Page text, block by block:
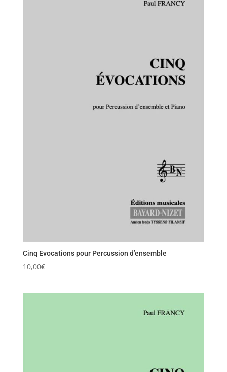
Cinq Evocations pour Percussion d’ensemble
10,00€